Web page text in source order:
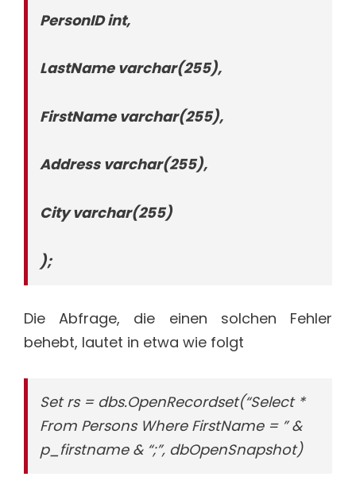
PersonID int,
LastName varchar(255),
FirstName varchar(255),
Address varchar(255),
City varchar(255)
);
Die Abfrage, die einen solchen Fehler
behebt, lautet in etwa wie folgt
Set rs = dbs.OpenRecordset(“Select *
From Persons Where FirstName = ” &
p_firstname & “;”, dbOpenSnapshot)